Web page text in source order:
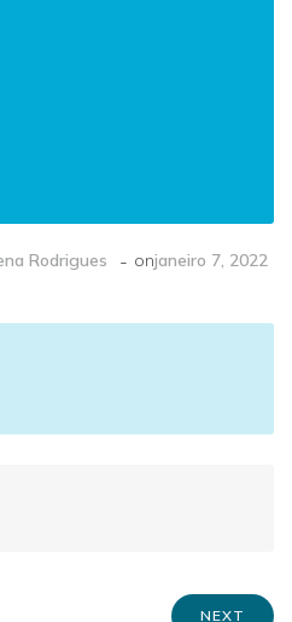
Rodrigues - onjaneiro 7, 2022
NEXT